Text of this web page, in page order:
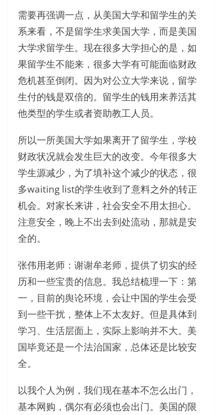
需要再强调一点，从美国大学和留学生的关
系来看，不是留学生求美国大学，而是美国
大学求留学生。现在很多大学担心的是，如
果留学生不能来，很多大学有可能面临财政
危机甚至倒闭。因为对公立大学来说，留学
生付的钱是双倍的。留学生的钱用来养活其
他类型的学生或者资助教工人员。
所以一所美国大学如果离开了留学生，学校
财政状况就会发生巨大的改变。今年很多大
学生源减少，为了填补这个减少的状态，很
多waiting list的学生收到了意料之外的转正
机会。对家长来讲，社会安全不用太担心。
注意安全，晚上不出去到处流动，那就是安
全的。
张伟用老师：谢谢牟老师，提供了切实的经
历和一些宝贵的信息。我总结梳理一下：第
一，目前的舆论环境，会让中国的学生会受
到一些干扰，整体上不太友好。但是具体到
学习、生活层面上，实际上影响并不大。美
国毕竟还是一个法治国家，总体还是比较安
全。
以我个人为例，我们现在基本不怎么出门，
基本网购，偶尔有必须也会出门。美国的限